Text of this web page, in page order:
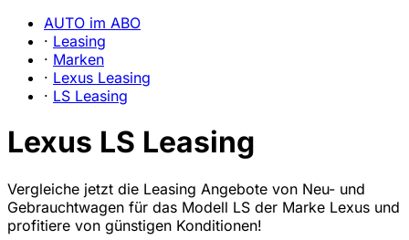
AUTO im ABO
· Leasing
· Marken
· Lexus Leasing
· LS Leasing
Lexus LS Leasing
Vergleiche jetzt die Leasing Angebote von Neu- und
Gebrauchtwagen für das Modell LS der Marke Lexus und
profitiere von günstigen Konditionen!